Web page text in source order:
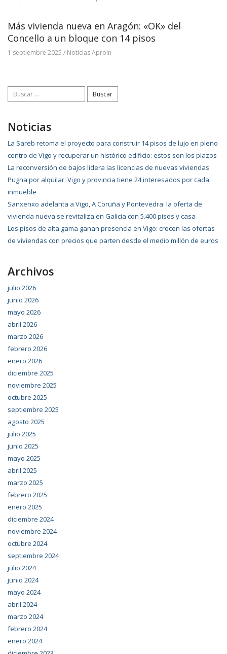
Más vivienda nueva en Aragón: «OK» del
Concello a un bloque con 14 pisos
1 septiembre 2025 / Noticias Aproin
Buscar:
Noticias
La Sareb retoma el proyecto para construir 14 pisos de lujo en pleno
centro de Vigo y recuperar un histórico edificio: estos son los plazos
La reconversión de bajos lidera las licencias de nuevas viviendas
Pugna por alquilar: Vigo y provincia tiene 24 interesados por cada
inmueble
Sanxenxo adelanta a Vigo, A Coruña y Pontevedra: la oferta de
vivienda nueva se revitaliza en Galicia con 5.400 pisos y casa
Los pisos de alta gama ganan presencia en Vigo: crecen las ofertas
de viviendas con precios que parten desde el medio millón de euros
Archivos
julio 2026
junio 2026
mayo 2026
abril 2026
marzo 2026
febrero 2026
enero 2026
diciembre 2025
noviembre 2025
octubre 2025
septiembre 2025
agosto 2025
julio 2025
junio 2025
mayo 2025
abril 2025
marzo 2025
febrero 2025
enero 2025
diciembre 2024
noviembre 2024
octubre 2024
septiembre 2024
julio 2024
junio 2024
mayo 2024
abril 2024
marzo 2024
febrero 2024
enero 2024